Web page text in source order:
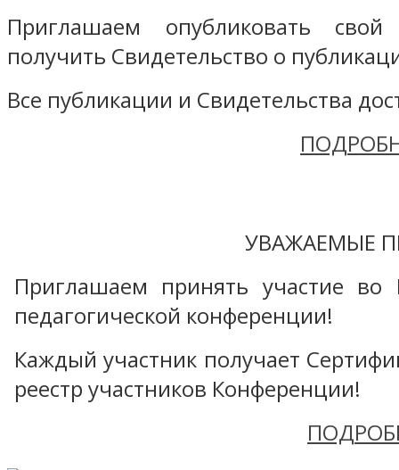
Приглашаем опубликовать
получить Свидетельство о
Все публикации и Свидетельства
УВАЖАЕМЫЕ
Приглашаем принять участие во
педагогической конференции!
Каждый участник получает
реестр участников Конференции!